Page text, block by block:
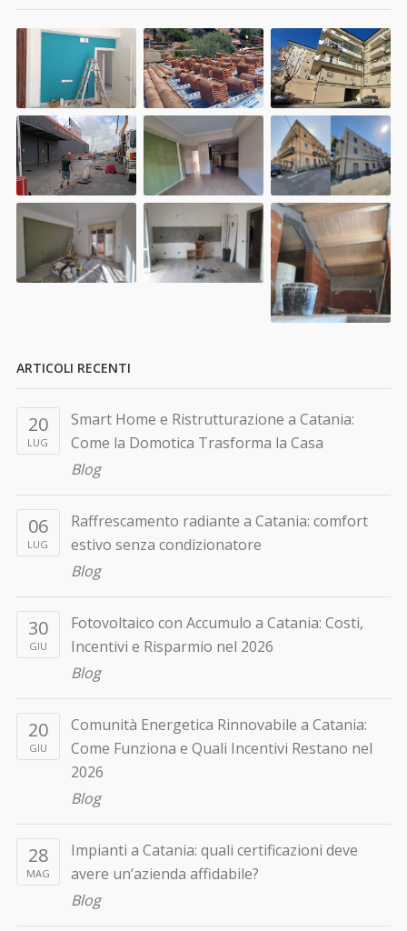
ARTICOLI RECENTI
20
LUG
Smart Home e Ristrutturazione a Catania:
Come la Domotica Trasforma la Casa
Blog
06
LUG
Raffrescamento radiante a Catania: comfort
estivo senza condizionatore
Blog
30
GIU
Fotovoltaico con Accumulo a Catania: Costi,
Incentivi e Risparmio nel 2026
Blog
20
GIU
Comunità Energetica Rinnovabile a Catania:
Come Funziona e Quali Incentivi Restano nel
2026
Blog
28
MAG
Impianti a Catania: quali certificazioni deve
avere un’azienda affidabile?
Blog